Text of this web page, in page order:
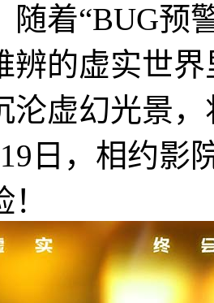
随着“BUG预
辨的虚实世
沦虚幻光景
日，相约影